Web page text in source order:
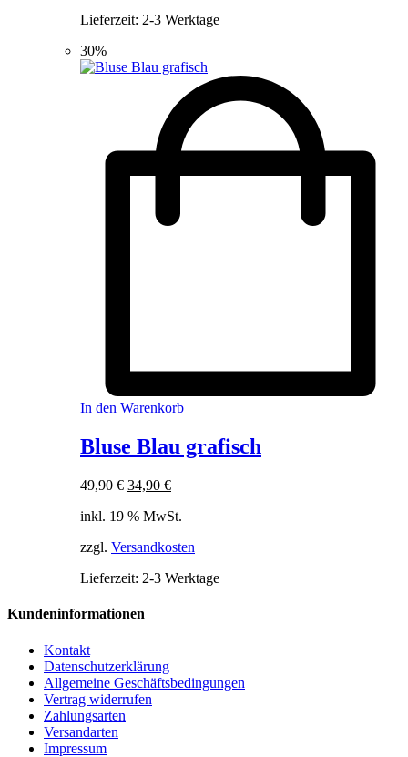
gewählt
Lieferzeit: 2-3 Werktage
30%
In den Warenkorb
Bluse Blau grafisch
49,90€ Ursprünglicher
war:
34,90 €Aktueller
ist:
inkl. 19 % MwSt.
zzgl. Versandkosten
Lieferzeit: 2-3 Werktage
Kundeninformationen
Kontakt
Datenschutzerklärung
Allgemeine Geschäftsbedingungen
Vertrag widerrufen
Zahlungsarten
Versandarten
Impressum